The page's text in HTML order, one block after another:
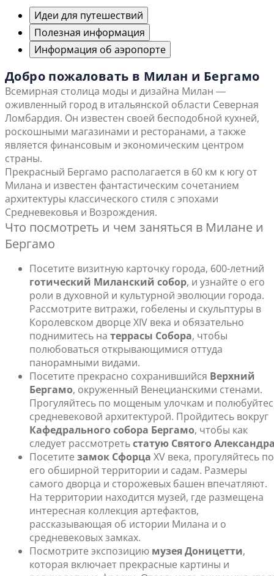
Идеи для путешествий
Полезная информация
Информация об аэропорте
Добро пожаловать в Милан и Бергамо
Всемирная столица моды и дизайна Милан ―
оживленный город в итальянской области Северная
Ломбардия. Он известен своей бесподобной кухней,
роскошными магазинами и ресторанами, а также
является финансовым и экономическим центром
страны.
Прекрасный Бергамо располагается в 60 км к югу от
Милана и известен фантастическим сочетанием
архитектуры классического стиля с эпохами
Средневековья и Возрождения.
Что посмотреть и чем заняться в Милане и
Бергамо
Посетите визитную карточку города, 600-летний
готический Миланский собор, и узнайте о его
роли в духовной и культурной эволюции города.
Рассмотрите витражи, гобелены и скульптуры в
Королевском дворце XIV века и обязательно
поднимитесь на террасы Собора, чтобы
полюбоваться открывающимися оттуда
панорамными видами.
Посетите прекрасно сохранившийся Верхний
Бергамо, окруженный Венецианскими стенами.
Прогуляйтесь по мощеным улочкам и
средневековой архитектурой. Пройдитесь вокруг
Кафедрального собора Бергамо, чтобы как
следует рассмотретьстатую Святого
Посетите замок Сфорца XV века, прогуляйтесь по
его обширной территории и садам. Размеры
самого дворца и сторожевых башен впечатляют.
На территории находится музей, где размещена
интересная коллекция артефактов,
рассказывающая об истории Милана и о
средневековых замках.
Посмотрите экспозицию музея Доницетти,
которая включает прекрасные картины и